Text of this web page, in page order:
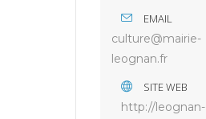
EMAIL
culture@mairie-
leognan.fr
SITE WEB
http://leognan-